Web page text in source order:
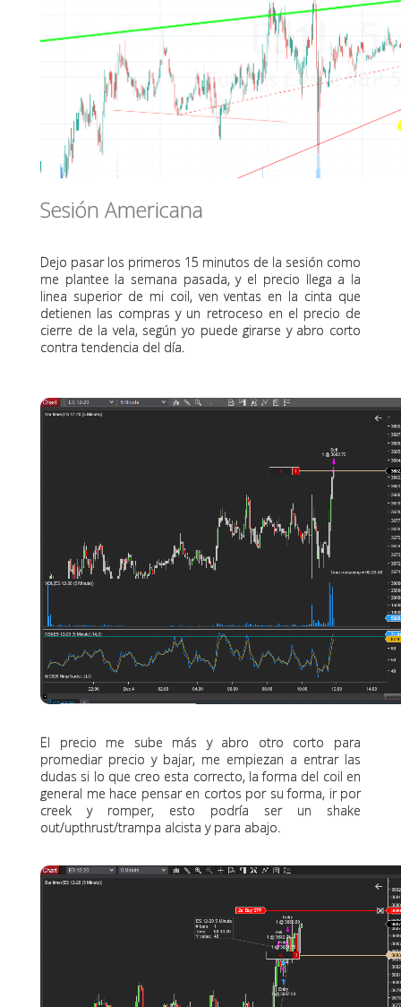
Sesión Americana
Dejo pasar los primeros 15 minutos de la sesión como
me plantee la semana pasada, y el precio llega a la
linea superior de mi coil, ven ventas en la cinta que
detienen las compras y un retroceso en el precio de
cierre de la vela, según yo puede girarse y abro corto
contra tendencia del día.
El precio me sube más y abro otro corto para
promediar precio y bajar, me empiezan a entrar las
dudas si lo que creo esta correcto, la forma del coil en
general me hace pensar en cortos por su forma, ir por
creek y romper, esto podría ser un shake
out/upthrust/trampa alcista y para abajo.